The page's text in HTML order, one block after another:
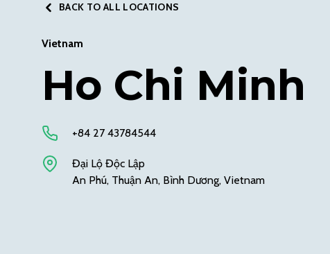
BACK TO ALL LOCATIONS
Vietnam
Ho Chi Minh
+84 27 43784544
Đại Lộ Độc Lập
An Phú, Thuận An, Bình Dương, Vietnam